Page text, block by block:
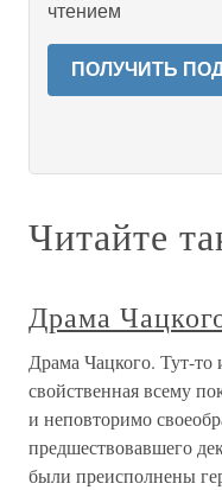
чтением
ПОЛУЧИТЬ
Читайте
Драма
Драма Чацкого. Тут-то
свойственная всему
и неповторимо
предшествовавшего
были преисполнены